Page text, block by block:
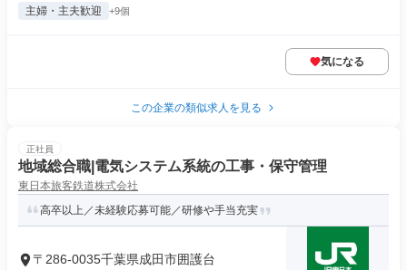
主婦・主夫歓迎 +9個
気になる
この企業の類似求人を見る
正社員
地域総合職|電気システム系統の工事・保守管理
東日本旅客鉄道株式会社
高卒以上／未経験応募可能／研修や手当充実
〒286-0035千葉県成田市囲護台